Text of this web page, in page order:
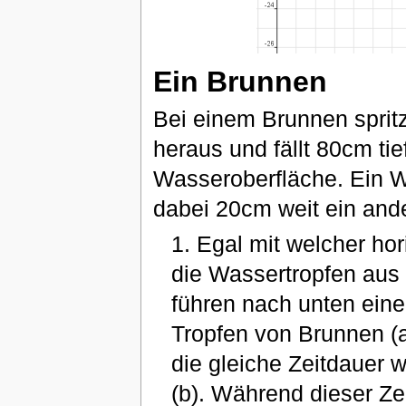
Ein Brunnen
Bei einem Brunnen
heraus und fällt 80cm
Wasseroberfläche. Ein
dabei 20cm weit ein
1. Egal mit welcher
die Wassertropfen
führen nach unten
Tropfen von Brunnen
die gleiche Zeitdauer
(b). Während dieser